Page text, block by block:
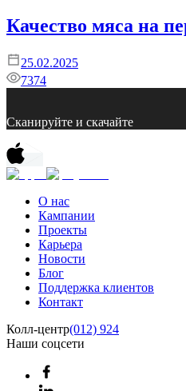
Качество мяса на
25.02.2025
7374
Сканируйте и скачайте
О нас
Кампании
Проекты
Карьера
Новости
Блог
Поддержка клиентов
Контакт
Колл-центр(012) 924
Наши соцсети